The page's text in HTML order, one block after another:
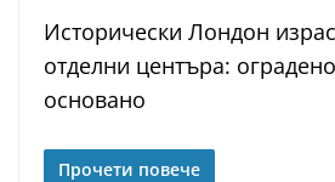
Исторически Лондон
отделни центъра:
основано
Прочети повече